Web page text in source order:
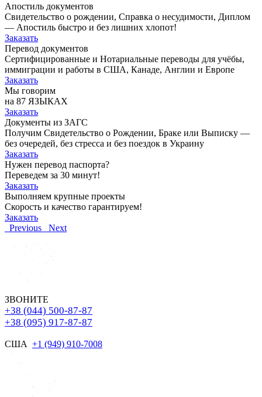
Апостиль документов
Свидетельство о рождении, Справка о несудимости, Диплом
— Апостиль быстро и без лишних хлопот!
Заказать
Перевод документов
Сертифицированные и Нотариальные переводы для учёбы,
иммиграции и работы в США, Канаде, Англии и Европе
Заказать
Мы говорим
на 87 ЯЗЫКАХ
Заказать
Документы из ЗАГС
Получим Свидетельство о Рождении, Браке или Выписку —
без очередей, без стресса и без поездок в Украину
Заказать
Нужен перевод паспорта?
Переведем за 30 минут!
Заказать
Выполняем крупные проекты
Скорость и качество гарантируем!
Заказать
Previous
Next
ЗВОНИТЕ
+38 (044) 500-87-87
+38 (095) 917-87-87
США +1 (949) 910-7008